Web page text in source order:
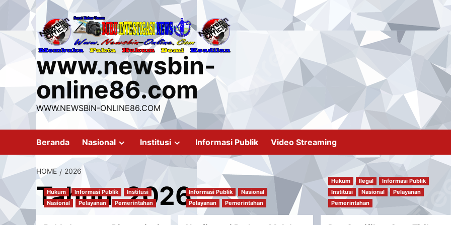
content
www.newsbin-
online86.com
WWW.NEWSBIN-ONLINE86.COM
Beranda Nasional Institusi Informasi Publik Video Streaming
HOME 2026
Tahun:2026
Hukum Informasi Publik
Institusi
Nasional
Pelayanan Pemerintahan
Informasi Publik
Nasional
Pelayanan
Pemerintahan
Hukum Ilegal
Informasi Publik
Institusi
Nasional
Pelayanan
Pemerintahan